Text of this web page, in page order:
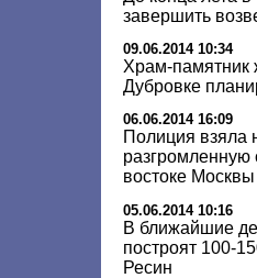
завершить
09.06.2014 10:34
Храм-памятник
Дубровке
06.06.2014 16:09
Полиция взяла
разгромленную
востоке Москвы
05.06.2014 10:16
В ближайшие
построят 100-
Ресин